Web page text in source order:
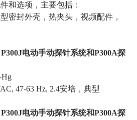
和选项，主要包括：
密封外壳，热夹头，视频配件，
P300J电动手动探针系统和P300A探
Hg
47-63 Hz, 2.4安培，典型
P300J电动手动探针系统和P300A探